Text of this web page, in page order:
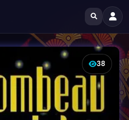
38